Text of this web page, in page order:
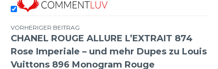
Beitragsnavigation
VORHERIGER BEITRAG
CHANEL ROUGE ALLURE L’EXTRAIT 874
Rose Imperiale – und mehr Dupes zu Louis
Vuittons 896 Monogram Rouge